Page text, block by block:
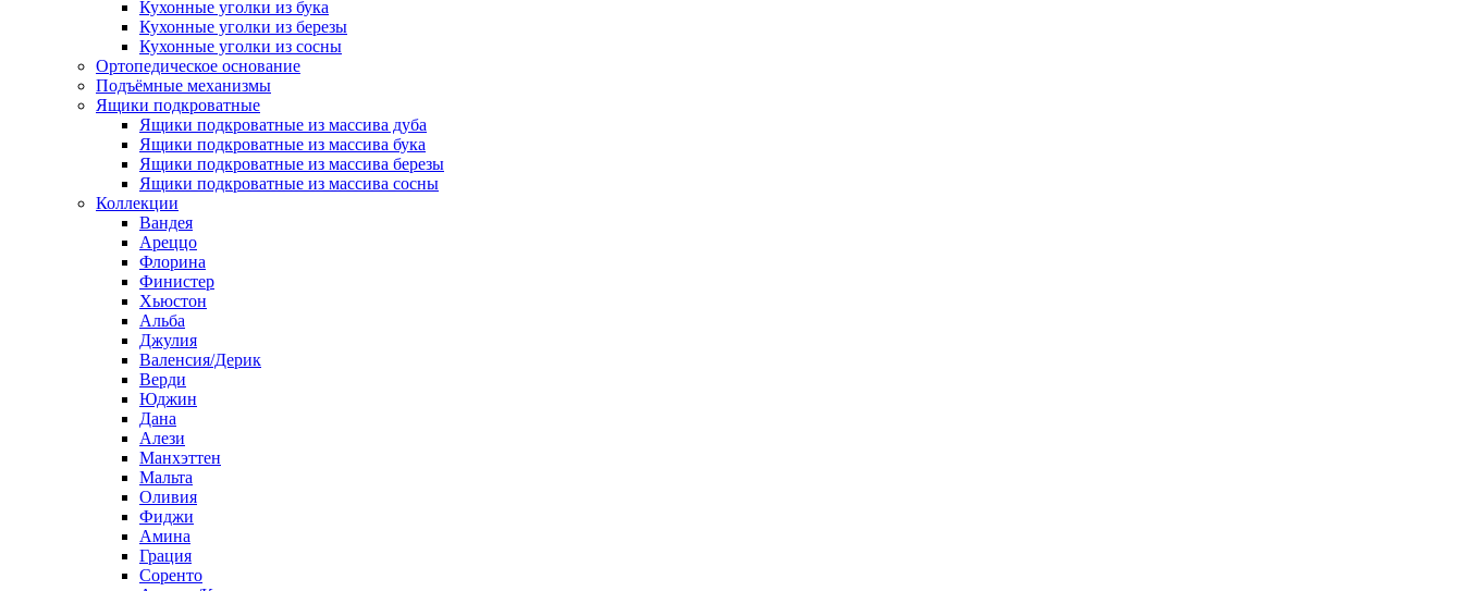
Кухонные уголки из бука
Кухонные уголки из березы
Кухонные уголки из сосны
Ортопедическое основание
Подъёмные механизмы
Ящики подкроватные
Ящики подкроватные из массива дуба
Ящики подкроватные из массива бука
Ящики подкроватные из массива березы
Ящики подкроватные из массива сосны
Коллекции
Вандея
Ареццо
Флорина
Финистер
Хьюстон
Альба
Джулия
Валенсия/Дерик
Верди
Юджин
Дана
Алези
Манхэттен
Мальта
Оливия
Фиджи
Амина
Грация
Соренто